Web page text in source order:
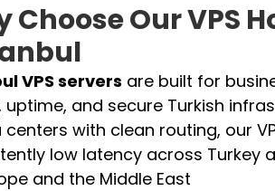
Choose Our VPS
VPS servers are built for
uptime, and secure Turkish
centers with clean routing, our
low latency across Turkey
and the Middle East.